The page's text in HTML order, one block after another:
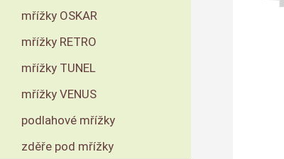
mřížky OSKAR
mřížky RETRO
mřížky TUNEL
mřížky VENUS
podlahové mřížky
zděře pod mřížky